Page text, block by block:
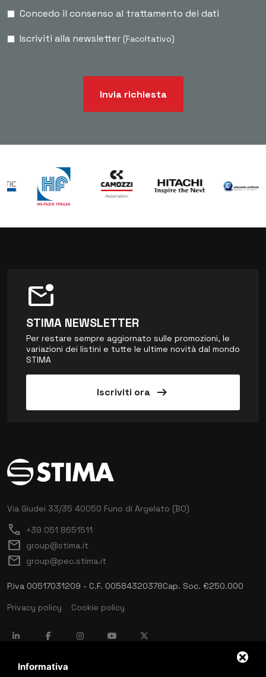
Concedo il consenso al trattamento dei dati
Iscriviti alla newsletter (Facoltativo)
Invia richiesta
mark_email_unread
STIMA NEWSLETTER
Per restare sempre aggiornato sulle promozioni, le
variazioni dei listini e tutte le ultime novità dal mondo
STIMA
Iscriviti ora arrow_right_alt
Via Giudei 33/35 40050 Funo di Argelato (BO)
call +39 051 8651511
mail group@stima.it
mail group@pec.stima.it
P.iva 00517031209 - C.F. 00584320378Cap. Soc. €250.000
Privacy policy
Cookie policy
language ITALIANO
Informativa